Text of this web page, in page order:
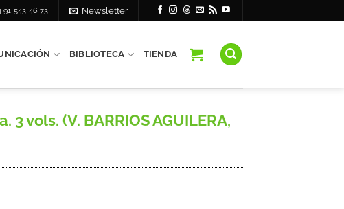
91 543 46 73 Newsletter
BIBLIOTECA TIENDA
vols. (V. BARRIOS AGUILERA,